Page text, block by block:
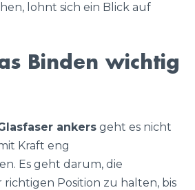
lohnt sich ein Blick auf
Binden wichtig
ankers geht es nicht
Kraft eng
Es geht darum, die
Position zu halten, bis